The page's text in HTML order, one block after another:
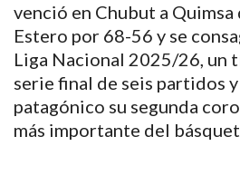
venció en Chubut a Quimsa
Estero por 68-56 y se
Liga Nacional 2025/26, un
serie final de seis partidos
patagónico su segunda
más importante del